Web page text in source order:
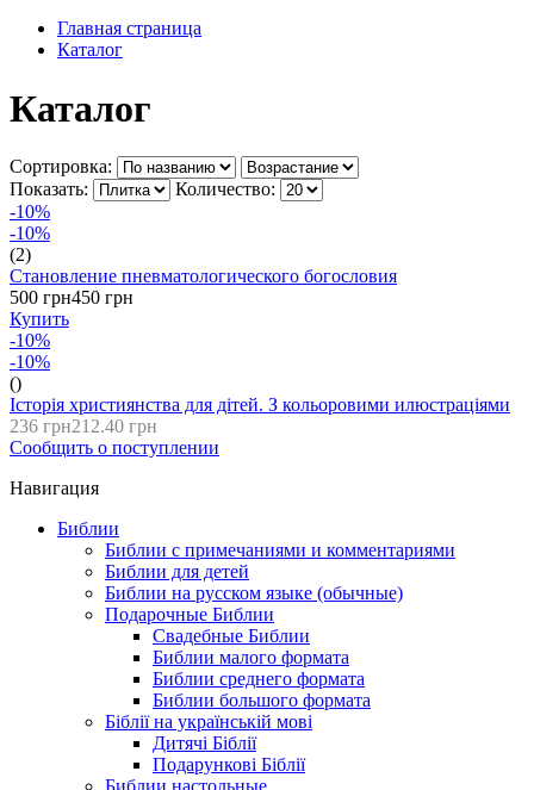
Главная страница
Каталог
Каталог
Сортировка:
Показать:
Количество:
-10%
-10%
(2)
Становление пневматологического богословия
500 грн450 грн
Купить
-10%
-10%
()
Історія християнства для дітей. З кольоровими илюстраціями
236 грн212.40 грн
Сообщить о поступлении
Навигация
Библии
Библии с примечаниями и комментариями
Библии для детей
Библии на русском языке (обычные)
Подарочные Библии
Свадебные Библии
Библии малого формата
Библии среднего формата
Библии большого формата
Біблії на українській мові
Дитячі Біблії
Подарункові Біблії